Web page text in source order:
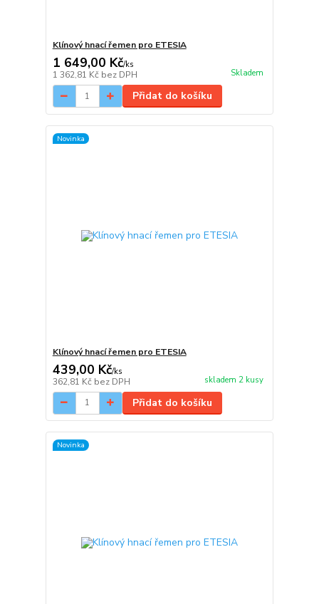
Klínový hnací řemen pro ETESIA
1 649,00 Kč/ks
1 362,81 Kč bez DPH Skladem
Přidat do košíku
Novinka
Klínový hnací řemen pro ETESIA
439,00 Kč/ks
362,81 Kč bez DPH skladem 2 kusy
Přidat do košíku
Novinka